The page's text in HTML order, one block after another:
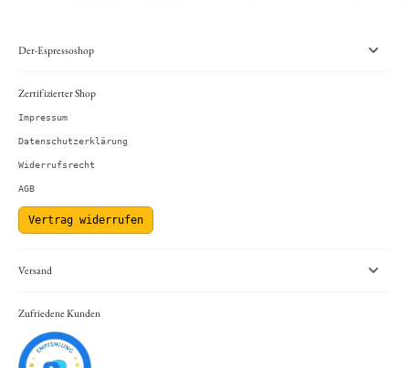
Der-Espressoshop
Zertifizierter Shop
Impressum
Datenschutzerklärung
Widerrufsrecht
AGB
Vertrag widerrufen
Versand
Zufriedene Kunden